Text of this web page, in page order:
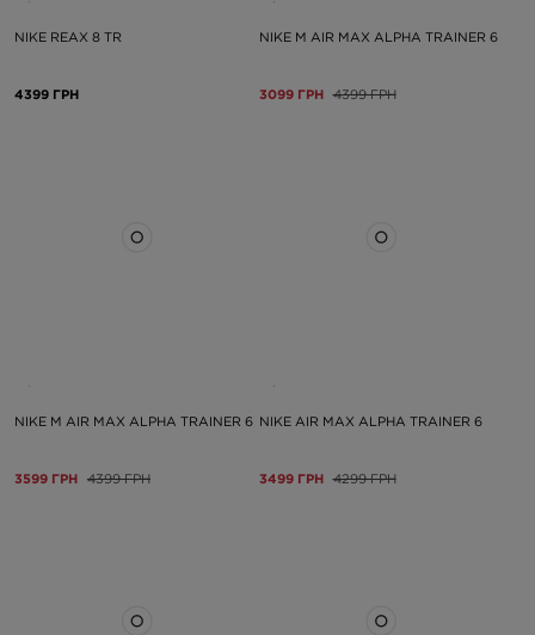
NIKE REAX 8 TR
4399 ГРН
NIKE M AIR MAX ALPHA TRAINER 6
3099 ГРН 4399 ГРН
NIKE M AIR MAX ALPHA TRAINER 6
3599 ГРН 4399 ГРН
NIKE AIR MAX ALPHA TRAINER 6
3499 ГРН 4299 ГРН